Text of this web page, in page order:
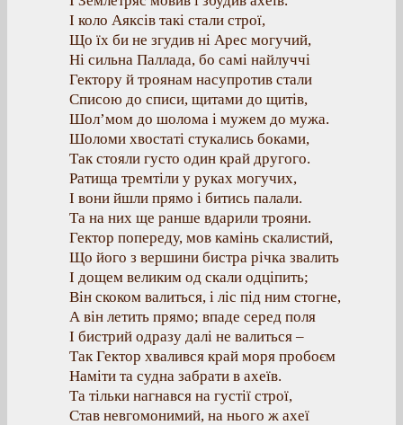
І коло Аяксів такі стали строї,
Що їх би не згудив ні Арес могучий,
Ні сильна Паллада, бо самі найлуччі
Гектору й троянам насупротив стали
Списою до списи, щитами до щитів,
Шол’мом до шолома і мужем до мужа.
Шоломи хвостаті стукались боками,
Так стояли густо один край другого.
Ратища тремтіли у руках могучих,
І вони йшли прямо і битись палали.
Та на них ще ранше вдарили трояни.
Гектор попереду, мов камінь скалистий,
Що його з вершини бистра річка звалить
І дощем великим од скали одціпить;
Він скоком валиться, і ліс під ним стогне,
А він летить прямо; впаде серед поля
І бистрий одразу далі не валиться –
Так Гектор хвалився край моря пробоєм
Наміти та судна забрати в ахеїв.
Та тільки нагнався на густії строї,
Став невгомонимий, на нього ж ахеї